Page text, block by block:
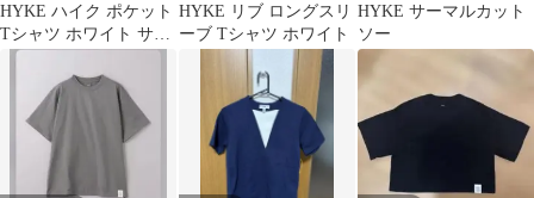
HYKE ハイク ポケット
Tシャツ ホワイト サイ
ズ1
HYKE リブ ロングスリ
ーブ Tシャツ ホワイト
HYKE サーマルカット
ソー